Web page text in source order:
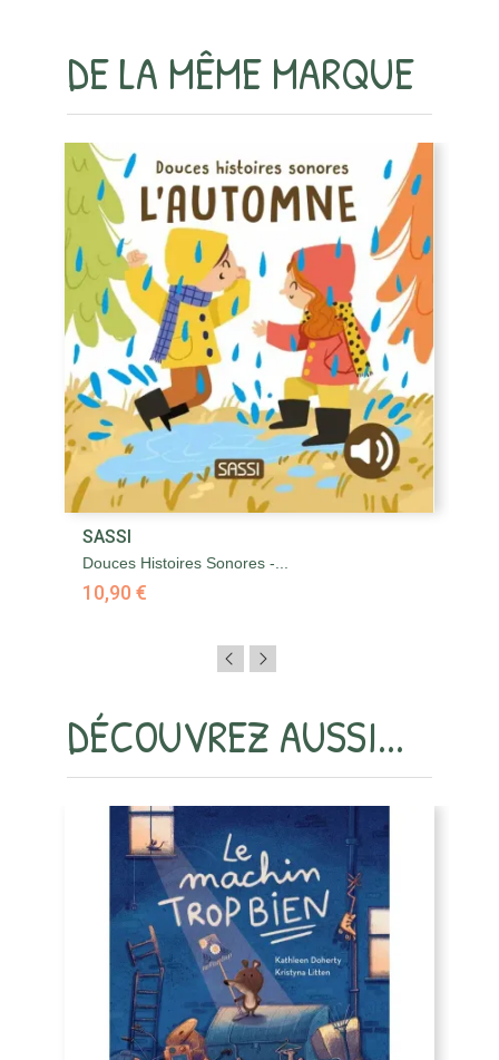
DE LA MÊME MARQUE
SASSI
Douces Histoires Sonores -...
10,90 €
DÉCOUVREZ AUSSI...